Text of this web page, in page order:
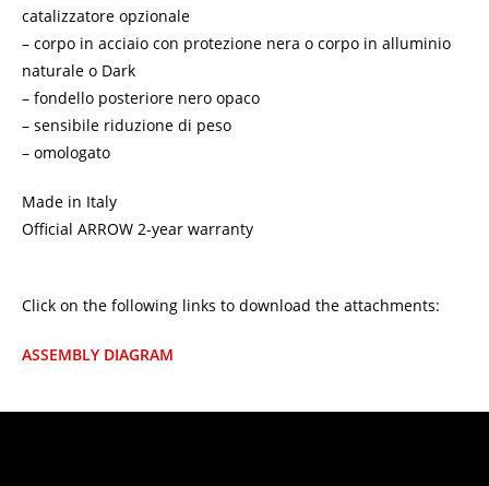
catalizzatore opzionale
– corpo in acciaio con protezione nera o corpo in alluminio
naturale o Dark
– fondello posteriore nero opaco
– sensibile riduzione di peso
– omologato
Made in Italy
Official ARROW 2-year warranty
Click on the following links to download the attachments:
ASSEMBLY DIAGRAM